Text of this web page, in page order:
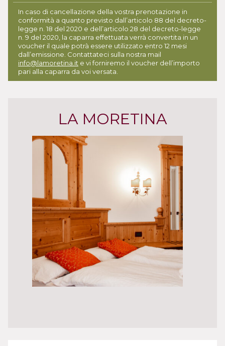
In caso di cancellazione della vostra prenotazione in
conformità a quanto previsto dall’articolo 88 del decreto-
legge n. 18 del 2020 e dell’articolo 28 del decreto-legge
n. 9 del 2020, la caparra effettuata verrà convertita in un
voucher il quale potrà essere utilizzato entro 12 mesi
dall’emissione. Contattateci sulla nostra mail
info@lamoretina.it e vi forniremo il voucher dell’importo
pari alla caparra da voi versata.
LA MORETINA